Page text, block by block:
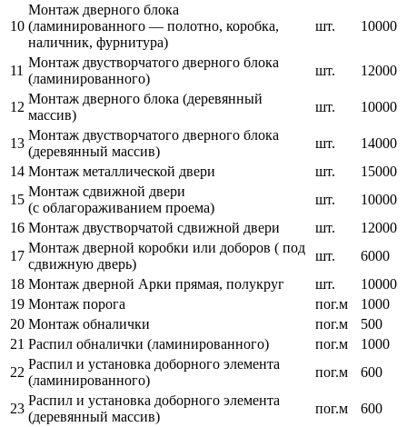
10
Монтаж дверного блока
(ламинированного — полотно, коробка,
наличник, фурнитура)
шт. 10000
11
Монтаж двустворчатого дверного блока
(ламинированного)
шт. 12000
12
Монтаж дверного блока (деревянный
массив)
шт. 10000
13
Монтаж двустворчатого дверного блока
(деревянный массив)
шт.
14000
14 Монтаж металлической двери шт.
15000
15
Монтаж сдвижной двери
(с облагораживанием проема)
шт.
10000
16 Монтаж двустворчатой сдвижной двери шт.
12000
17
Монтаж дверной коробки или доборов ( под
сдвижную дверь)
шт.
6000
18 Монтаж дверной Арки прямая, полукруг шт.
10000
19 Монтаж порога пог.м
1000
20 Монтаж обналички пог.м
500
21 Распил обналички (ламинированного) пог.м
1000
22
Распил и установка доборного элемента
(ламинированного)
пог.м 600
23
Распил и установка доборного элемента
(деревянный массив)
пог.м
600